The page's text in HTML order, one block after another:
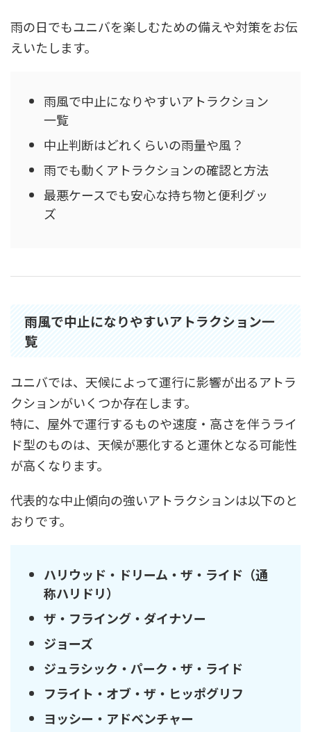
雨の日でもユニバを楽しむための備えや対策をお伝
えいたします。
雨風で中止になりやすいアトラクション
一覧
中止判断はどれくらいの雨量や風？
雨でも動くアトラクションの確認と方法
最悪ケースでも安心な持ち物と便利グッ
ズ
雨風で中止になりやすいアトラクション一
覧
ユニバでは、天候によって運行に影響が出るアトラ
クションがいくつか存在します。
特に、屋外で運行するものや速度・高さを伴うライ
ド型のものは、天候が悪化すると運休となる可能性
が高くなります。
代表的な中止傾向の強いアトラクションは以下のと
おりです。
ハリウッド・ドリーム・ザ・ライド（通
称ハリドリ）
ザ・フライング・ダイナソー
ジョーズ
ジュラシック・パーク・ザ・ライド
フライト・オブ・ザ・ヒッポグリフ
ヨッシー・アドベンチャー